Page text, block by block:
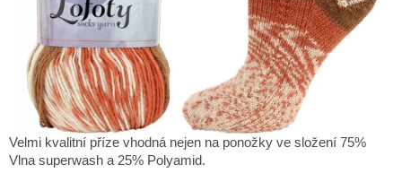
Velmi kvalitní příze vhodná nejen na ponožky ve složení 75%
Vlna superwash a 25% Polyamid.